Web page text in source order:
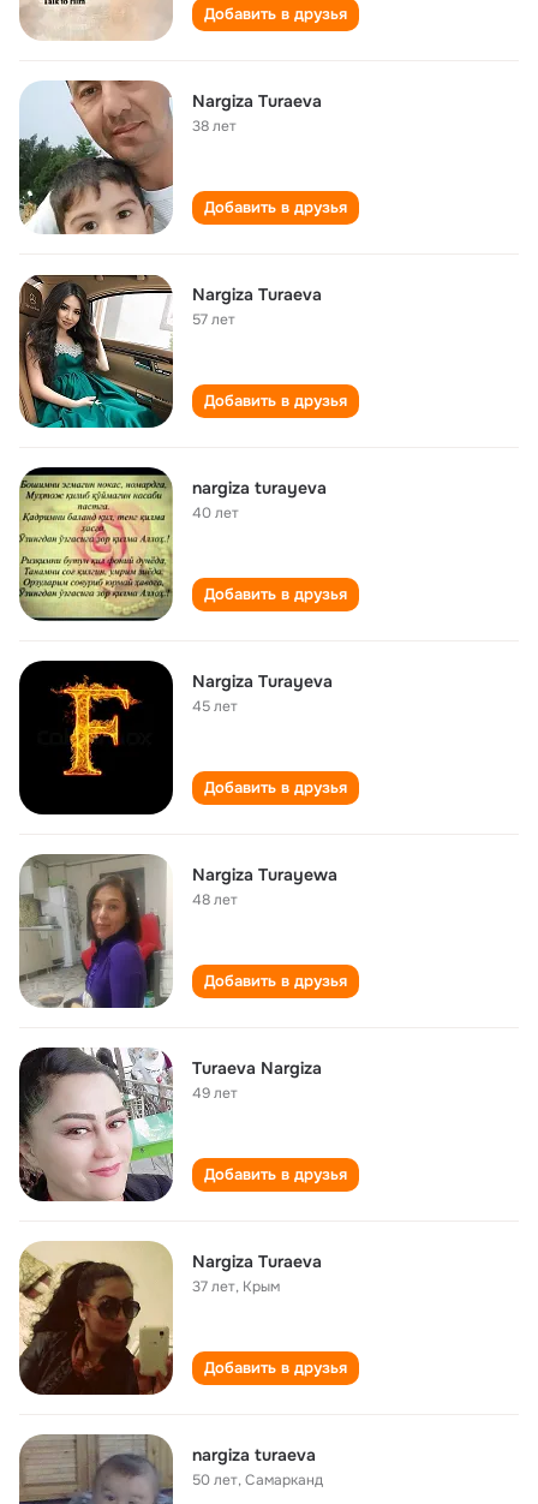
Добавить в друзья
Nargiza Turaeva
38 лет
Добавить в друзья
Nargiza Turaeva
57 лет
Добавить в друзья
nargiza turayeva
40 лет
Добавить в друзья
Nargiza Turayeva
45 лет
Добавить в друзья
Nargiza Turayewa
48 лет
Добавить в друзья
Turaeva Nargiza
49 лет
Добавить в друзья
Nargiza Turaeva
37 лет, Крым
Добавить в друзья
nargiza turaeva
50 лет,Самарканд